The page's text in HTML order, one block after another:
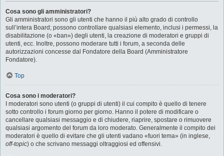
Cosa sono gli amministratori?
Gli amministratori sono gli utenti che hanno il più alto grado di controllo
sull’intera Board; possono controllare qualsiasi elemento, inclusi i permessi, la
disabilitazione (o «ban») degli utenti, la creazione di moderatori e gruppi di
utenti, ecc. Inoltre, possono moderare tutti i forum, a seconda delle
autorizzazioni concesse dal Fondatore della Board (Amministratore
Fondatore).
Top
Cosa sono i moderatori?
I moderatori sono utenti (o gruppi di utenti) il cui compito è quello di tenere
sotto controllo i forum giorno per giorno. Hanno il potere di modificare o
cancellare qualsiasi messaggio e di chiudere, riaprire, spostare o rimuovere
qualsiasi argomento del forum da loro moderato. Generalmente il compito dei
moderatori è quello di evitare che gli utenti vadano «fuori tema» (in inglese,
off-topic) o che scrivano messaggi oltraggiosi ed offensivi.